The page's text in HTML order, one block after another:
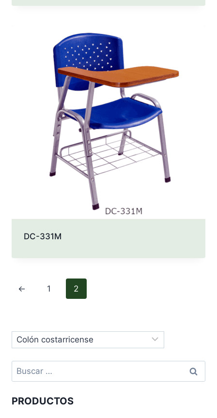
DC-331M
← 1 2
Buscar:
PRODUCTOS